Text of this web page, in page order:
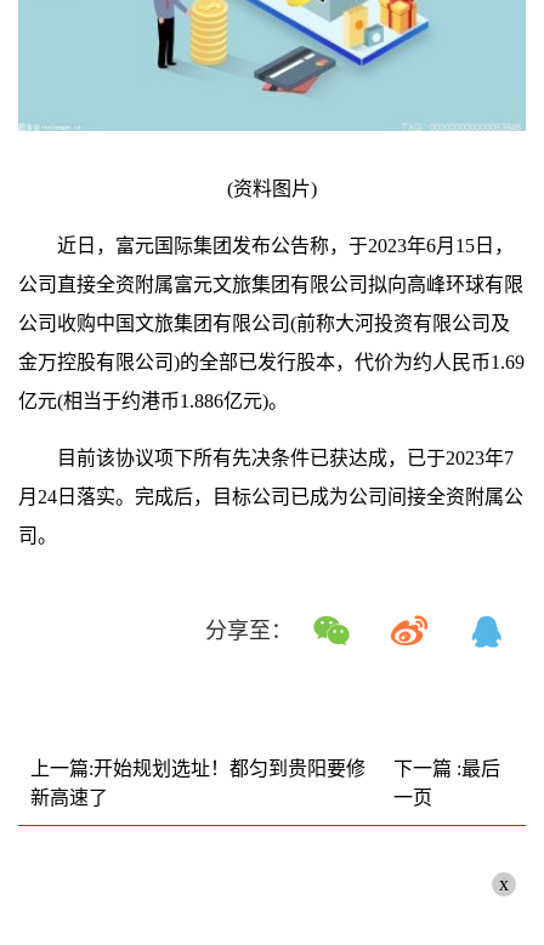
(资料图片)
近日，富元国际集团发布公告称，于2023年6月15日，
公司直接全资附属富元文旅集团有限公司拟向高峰环球有限
公司收购中国文旅集团有限公司(前称大河投资有限公司及
金万控股有限公司)的全部已发行股本，代价为约人民币1.69
亿元(相当于约港币1.886亿元)。
目前该协议项下所有先决条件已获达成，已于2023年7
月24日落实。完成后，目标公司已成为公司间接全资附属公
司。
分享至：
上一篇:开始规划选址！都匀到贵阳要修
新高速了
下一篇 :最后
一页
x